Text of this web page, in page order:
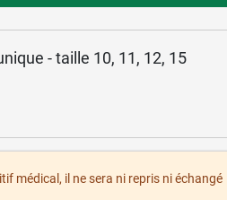
- taille 10, 11, 12, 15
médical, il ne sera ni repris ni échangé